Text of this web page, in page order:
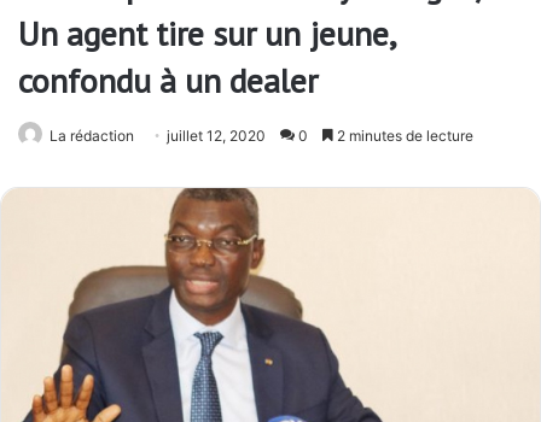
Un agent tire sur un jeune,
confondu à un dealer
La rédaction juillet 12, 2020 0 2 minutes de lecture